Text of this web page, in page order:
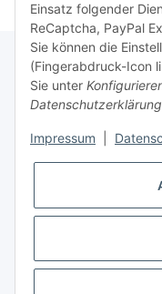
Rechtliche Hinweise
Produktinformationen
* Alle Preise zzgl.
Einsatz folgender
ReCaptcha, PayPal
Sie können die
(Fingerabdruck-Icon
Sie unter
Datenschutzerklärung
Impressum